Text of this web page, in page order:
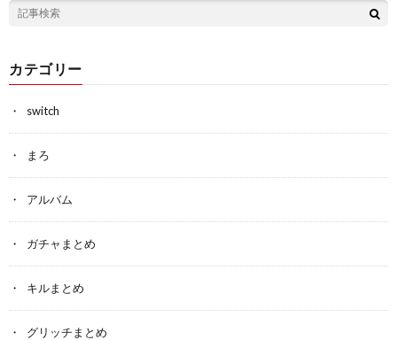
カテゴリー
switch
まろ
アルバム
ガチャまとめ
キルまとめ
グリッチまとめ